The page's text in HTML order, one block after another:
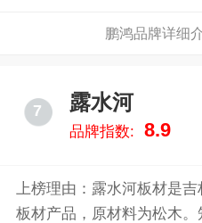
鹏鸿品牌详细
7 露水河
品牌指数: 8.9
上榜理由：露水河板材是
板材产品，原材料为松木